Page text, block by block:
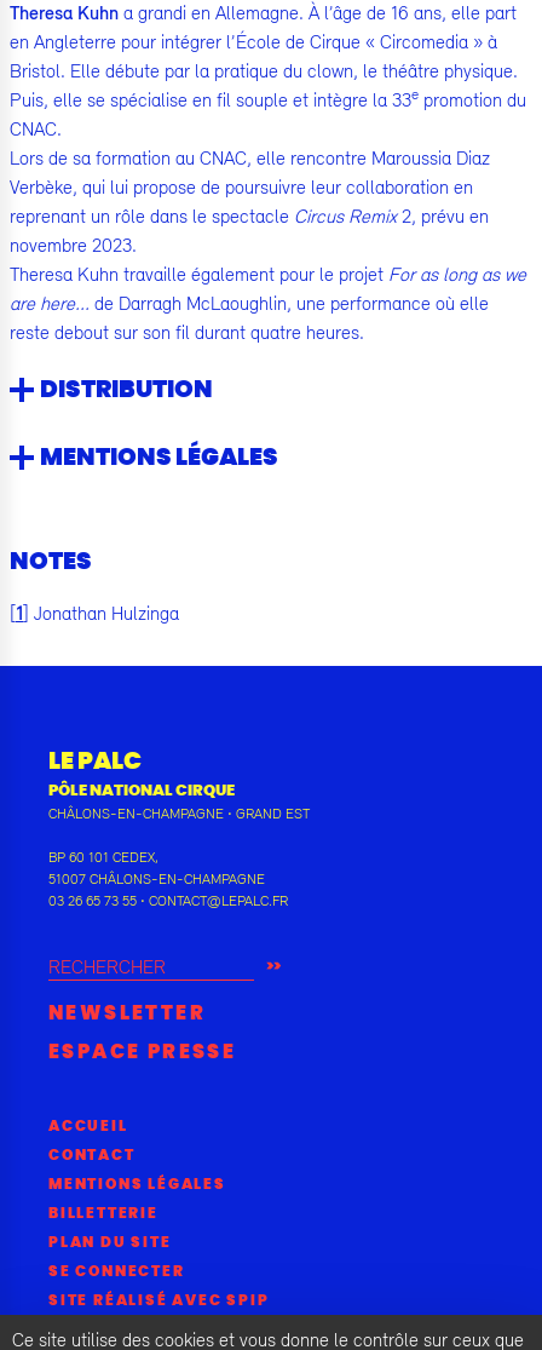
Ce site utilise des cookies et vous donne le contrôle sur ceux que
Theresa Kuhn a grandi en Allemagne. À l’âge de 16 ans, elle part
en Angleterre pour intégrer l’École de Cirque « Circomedia » à
Bristol. Elle débute par la pratique du clown, le théâtre physique.
Puis, elle se spécialise en fil souple et intègre la 33e promotion du
CNAC.
Lors de sa formation au CNAC, elle rencontre Maroussia Diaz
Verbèke, qui lui propose de poursuivre leur collaboration en
reprenant un rôle dans le spectacle Circus Remix2, prévu en
novembre 2023.
Theresa Kuhn travaille également pour le projet For as long as we
are here... de Darragh McLaoughlin, une performance où elle
reste debout sur son fil durant quatre heures.
DISTRIBUTION
MENTIONS LÉGALES
NOTES
[1] Jonathan Hulzinga
LE PALC
PÔLE NATIONAL CIRQUE
CHÂLONS-EN-CHAMPAGNE • GRAND EST
BP 60 101 CEDEX,
51007 CHÂLONS-EN-CHAMPAGNE
03 26 65 73 55 • CONTACT@LEPALC.FR
RECHERCHER
NEWSLETTER
ESPACE PRESSE
ACCUEIL
CONTACT
MENTIONS LÉGALES
BILLETTERIE
PLAN DU SITE
SE CONNECTER
SITE RÉALISÉ AVEC SPIP